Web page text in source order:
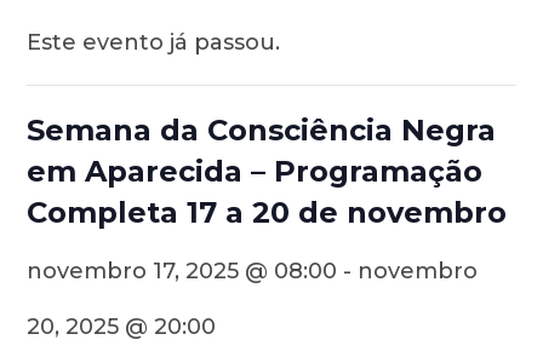
Este evento já passou.
Semana da Consciência Negra
em Aparecida – Programação
Completa 17 a 20 de novembro
novembro 17, 2025 @ 08:00 - novembro
20, 2025 @ 20:00